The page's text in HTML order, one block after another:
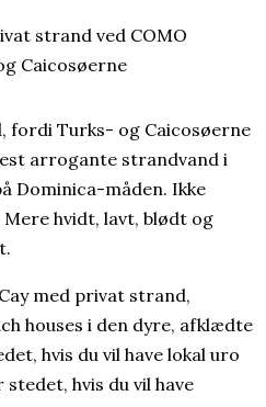
fordi Turks- og Caicosøerne
arrogante strandvand i
Dominica-måden. Ikke
hvidt, lavt, blødt og
med privat strand,
houses i den dyre, afklædte
hvis du vil have lokal uro
hvis du vil have